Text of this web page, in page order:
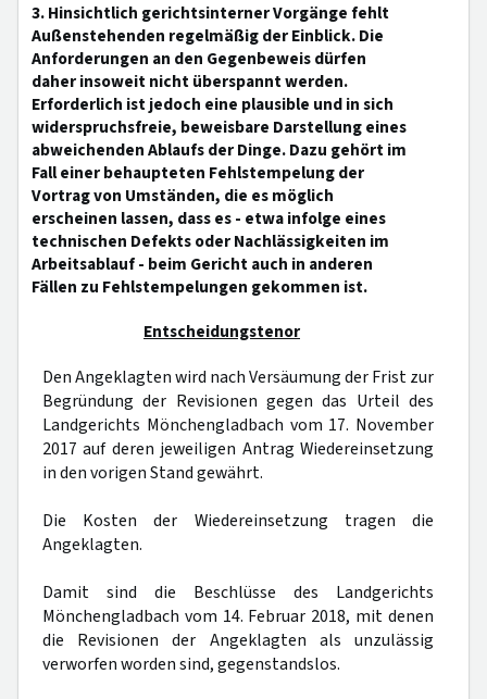
3. Hinsichtlich gerichtsinterner Vorgänge fehlt
Außenstehenden regelmäßig der Einblick. Die
Anforderungen an den Gegenbeweis dürfen
daher insoweit nicht überspannt werden.
Erforderlich ist jedoch eine plausible und in sich
widerspruchsfreie, beweisbare Darstellung eines
abweichenden Ablaufs der Dinge. Dazu gehört im
Fall einer behaupteten Fehlstempelung der
Vortrag von Umständen, die es möglich
erscheinen lassen, dass es - etwa infolge eines
technischen Defekts oder Nachlässigkeiten im
Arbeitsablauf - beim Gericht auch in anderen
Fällen zu Fehlstempelungen gekommen ist.
Entscheidungstenor
Den Angeklagten wird nach Versäumung der Frist zur
Begründung der Revisionen gegen das Urteil des
Landgerichts Mönchengladbach vom 17. November
2017 auf deren jeweiligen Antrag Wiedereinsetzung
in den vorigen Stand gewährt.
Die Kosten der Wiedereinsetzung tragen die
Angeklagten.
Damit sind die Beschlüsse des Landgerichts
Mönchengladbach vom 14. Februar 2018, mit denen
die Revisionen der Angeklagten als unzulässig
verworfen worden sind, gegenstandslos.